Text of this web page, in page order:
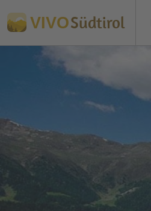
VIVOSüdtirol